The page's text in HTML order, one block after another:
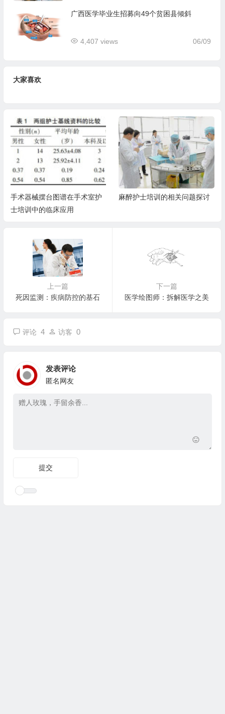
广西医学毕业生招募向49个贫困县倾斜
06/09
4,407 views
大家喜欢
手术器械摆台图谱在手术室护
士培训中的临床应用
麻醉护士培训的相关问题探讨
上一篇
死因监测：疾病防控的基石
下一篇
医学绘图师：拆解医学之美
评论 4 访客 0
发表评论
匿名网友